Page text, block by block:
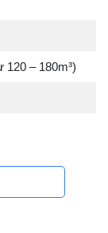
120 – 180m³)